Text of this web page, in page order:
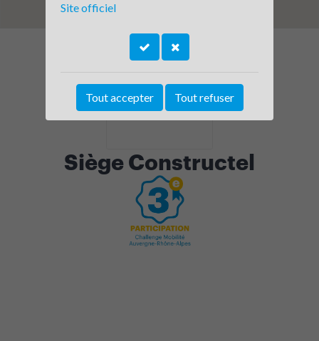
Siège Constructel
Site officiel
Tout accepter Tout refuser